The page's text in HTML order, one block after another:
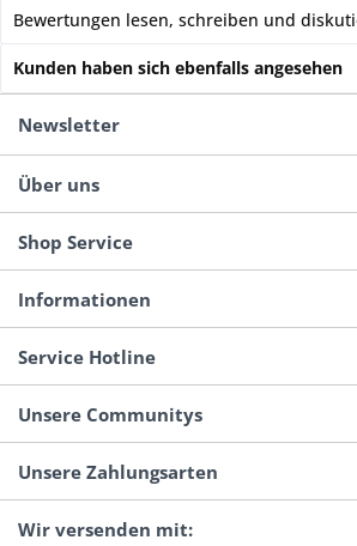
Bewertungen lesen, schreiben und
Kunden haben sich ebenfalls angesehen
Newsletter
Über uns
Shop Service
Informationen
Service Hotline
Unsere Communitys
Unsere Zahlungsarten
Wir versenden mit: